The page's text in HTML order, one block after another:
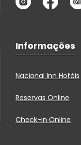
Informações
Nacional Inn Hotéis
Reservas Online
Check-in Online